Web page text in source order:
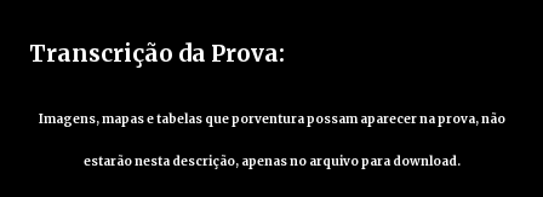
Transcrição da Prova:
Imagens, mapas e tabelas que porventura possam aparecer na prova, não
estarão nesta descrição, apenas no arquivo para download.